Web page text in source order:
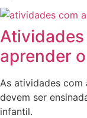
Atividades
aprender
As atividades com
devem ser
infantil.